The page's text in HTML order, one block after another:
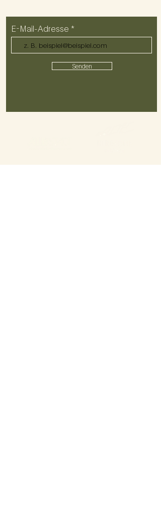
E-Mail-Adresse
Senden